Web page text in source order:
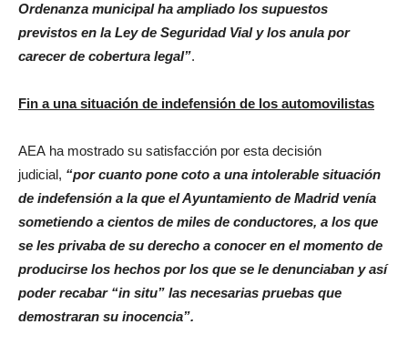
Ordenanza municipal ha ampliado los supuestos
previstos en la Ley de Seguridad Vial y los anula por
carecer de cobertura legal”.
Fin a una situación de indefensión de los automovilistas
AEA ha mostrado su satisfacción por esta decisión
judicial, “por cuanto pone coto a una intolerable situación
de indefensión a la que el Ayuntamiento de Madrid venía
sometiendo a cientos de miles de conductores, a los que
se les privaba de su derecho a conocer en el momento de
producirse los hechos por los que se le denunciaban y así
poder recabar “in situ” las necesarias pruebas que
demostraran su inocencia”.